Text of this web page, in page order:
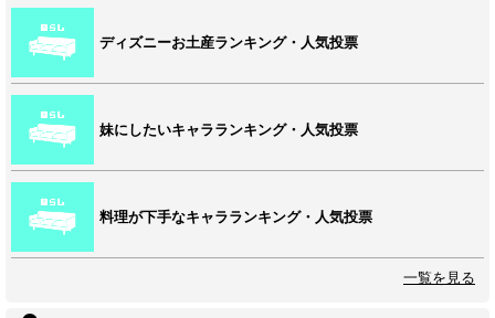
ディズニーお土産ランキング・人気投票
妹にしたいキャラランキング・人気投票
料理が下手なキャラランキング・人気投票
一覧を見る